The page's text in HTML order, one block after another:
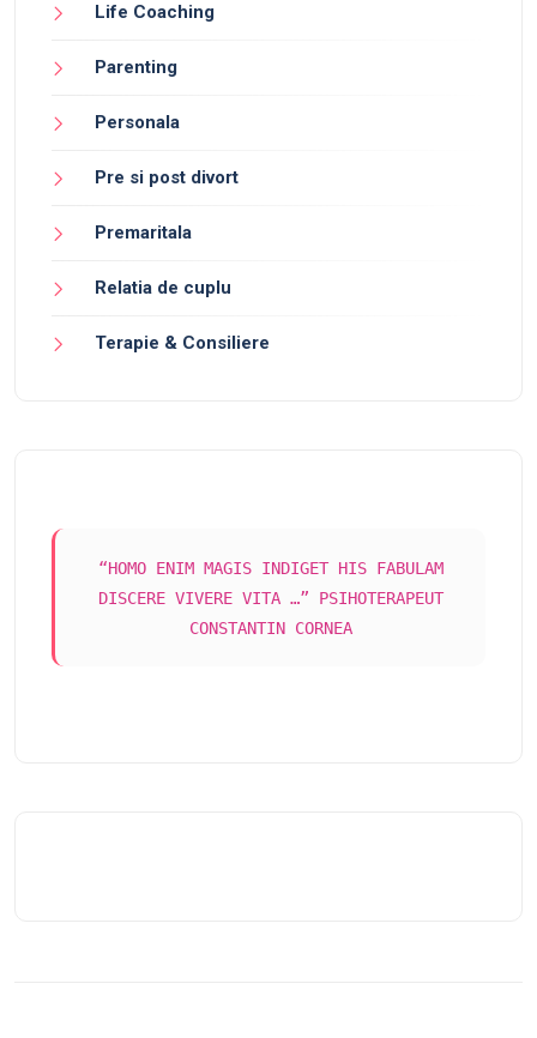
Life Coaching
Parenting
Personala
Pre si post divort
Premaritala
Relatia de cuplu
Terapie & Consiliere
“HOMO ENIM MAGIS INDIGET HIS FABULAM
DISCERE VIVERE VITA …” PSIHOTERAPEUT
CONSTANTIN CORNEA